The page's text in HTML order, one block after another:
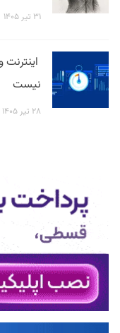
۳۱ تیر ۱۴۰۵
نیست
۲۸ تیر ۱۴۰۵